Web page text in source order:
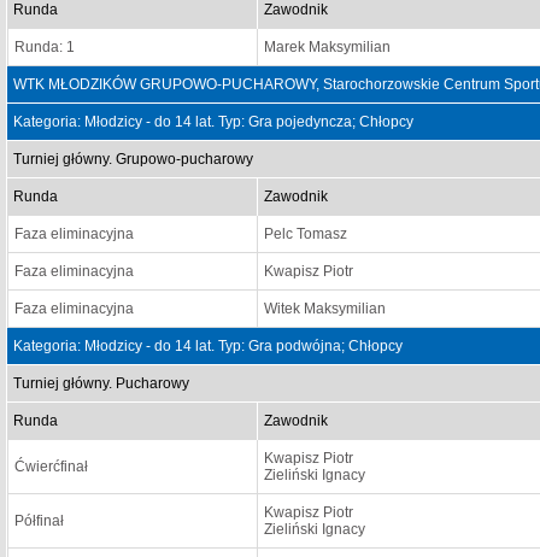
Runda Zawodnik
Runda: 1 Marek Maksymilian
WTK MŁODZIKÓW GRUPOWO-PUCHAROWY, Starochorzowskie Centrum
Kategoria: Młodzicy - do 14 lat. Typ: Gra pojedyncza; Chłopcy
Turniej główny. Grupowo-pucharowy
Runda Zawodnik
Faza eliminacyjna Pelc Tomasz
Faza eliminacyjna Kwapisz Piotr
Faza eliminacyjna Witek Maksymilian
Kategoria: Młodzicy - do 14 lat. Typ: Gra podwójna; Chłopcy
Turniej główny. Pucharowy
Runda Zawodnik
Ćwierćfinał
Kwapisz Piotr
Zieliński Ignacy
Półfinał
Kwapisz Piotr
Zieliński Ignacy